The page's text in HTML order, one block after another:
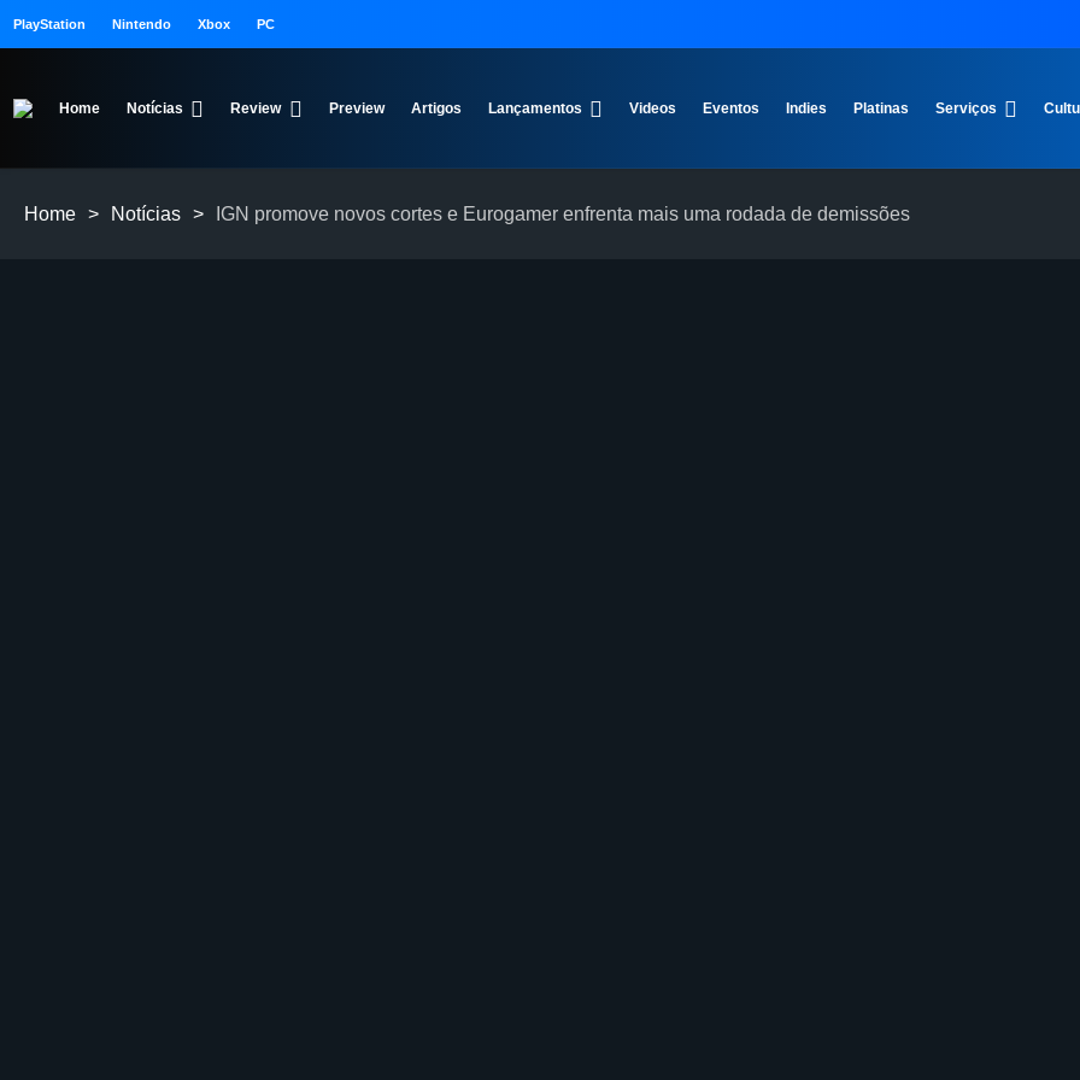
PlayStation Nintendo Xbox PC
Home Notícias Review Preview Artigos Lançamentos Videos Eventos Indies Platinas Serviços
Home > Notícias > IGN promove novos cortes e Eurogamer enfrenta mais uma rodada de demissões